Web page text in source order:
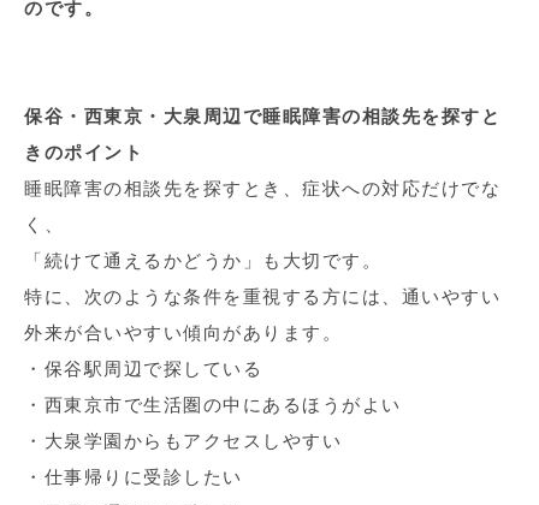
のです。
保谷・西東京・大泉周辺で睡眠障害の相談先を探すと
きのポイント
睡眠障害の相談先を探すとき、症状への対応だけでな
く、
「続けて通えるかどうか」も大切です。
特に、次のような条件を重視する方には、通いやすい
外来が合いやすい傾向があります。
・保谷駅周辺で探している
・西東京市で生活圏の中にあるほうがよい
・大泉学園からもアクセスしやすい
・仕事帰りに受診したい